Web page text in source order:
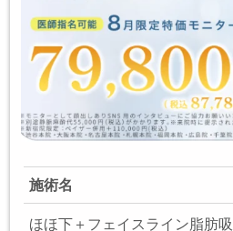
施術名
ほほ下＋フェイスライン脂肪吸